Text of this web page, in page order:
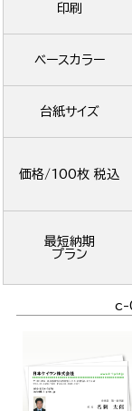
印刷
ベースカラー
台紙サイズ
価格/100枚 税込
最短納期
プラン
c-